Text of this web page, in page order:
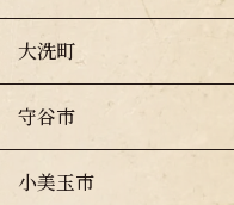
大洗町
守谷市
小美玉市